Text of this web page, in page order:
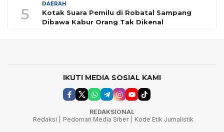
5
DAERAH
Kotak Suara Pemilu di Robatal Sampang
Dibawa Kabur Orang Tak Dikenal
IKUTI MEDIA SOSIAL KAMI
REDAKSIONAL
Redaksi |
Pedoman Media Siber |
Kode Etik Jurnalistik